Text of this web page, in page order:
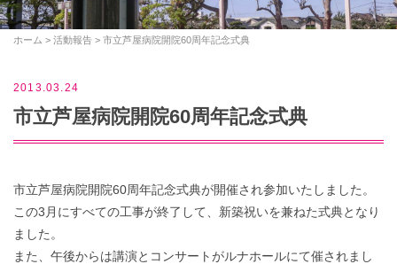
ホーム > 活動報告 > 市立芦屋病院開院60周年記念式典
2013.03.24
市立芦屋病院開院60周年記念式典
市立芦屋病院開院60周年記念式典が開催され参加いたしました。
この3月にすべての工事が終了して、新築祝いを兼ねた式典となり
ました。
また、午後からは講演とコンサートがルナホールにて催されまし